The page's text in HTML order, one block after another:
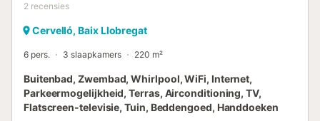
2 recensies
Cervelló, Baix Llobregat
6 pers. 3 slaapkamers 220 m²
Buitenbad, Zwembad, Whirlpool, WiFi, Internet,
Parkeermogelijkheid, Terras, Airconditioning, TV,
Flatscreen-televisie, Tuin, Beddengoed, Handdoeken